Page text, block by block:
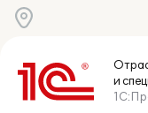
и